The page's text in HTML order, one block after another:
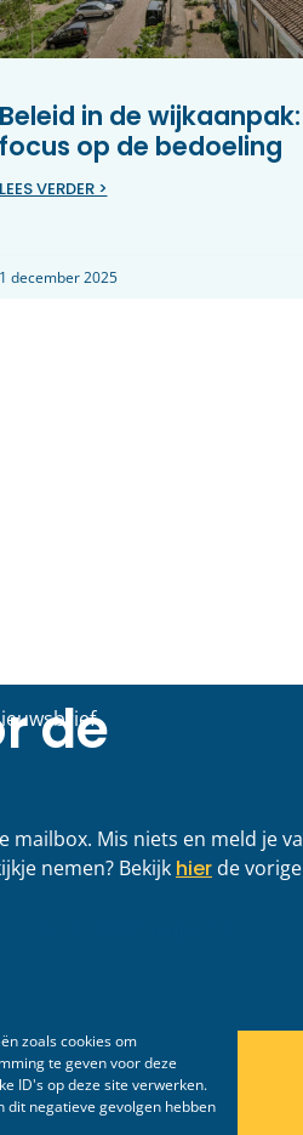
zoals cookies om
te geven voor deze
ID's op deze site verwerken.
negatieve gevolgen hebben
Beleid in de wijkaanpak:
focus op de bedoeling
LEES VERDER >
1 december 2025
in Groningen
LEES VERDER >
13 mei 2026